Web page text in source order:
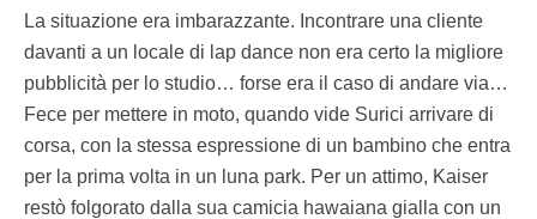
La situazione era imbarazzante. Incontrare una cliente
davanti a un locale di lap dance non era certo la migliore
pubblicità per lo studio… forse era il caso di andare via…
Fece per mettere in moto, quando vide Surici arrivare di
corsa, con la stessa espressione di un bambino che entra
per la prima volta in un luna park. Per un attimo, Kaiser
restò folgorato dalla sua camicia hawaiana gialla con un